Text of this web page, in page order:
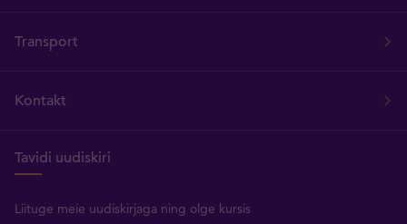
Transport
Kontakt
Tavidi uudiskiri
Liituge meie uudiskirjaga ning olge kursis